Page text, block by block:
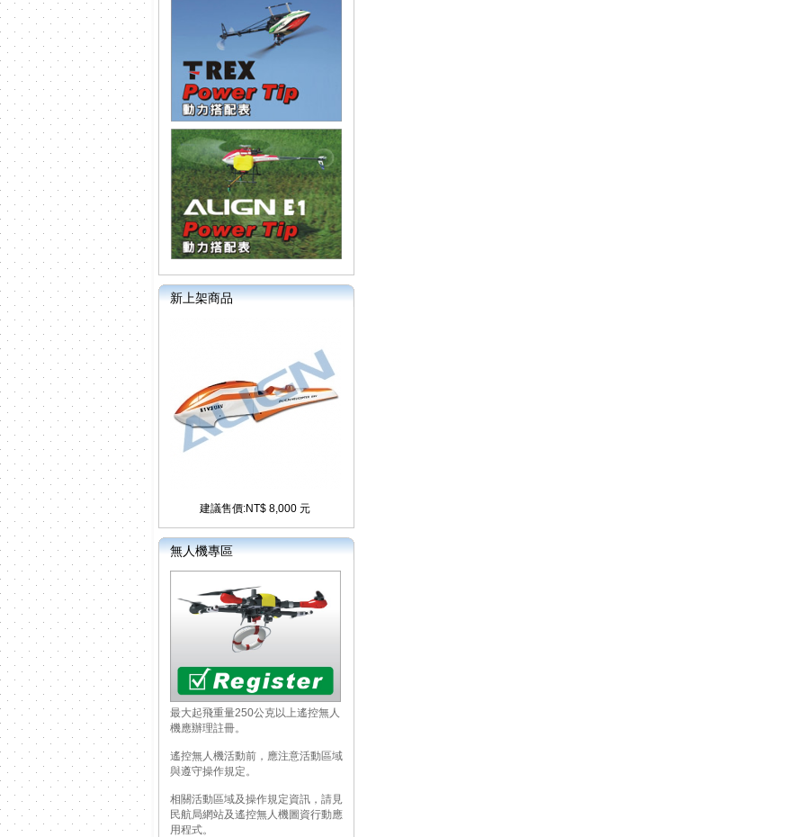
新上架商品
建議售價:NT$ 8,000 元
無人機專區
最大起飛重量250公克以上遙控無人
機應辦理註冊。
遙控無人機活動前，應注意活動區域
與遵守操作規定。
相關活動區域及操作規定資訊，請見
民航局網站及遙控無人機圖資行動應
用程式。